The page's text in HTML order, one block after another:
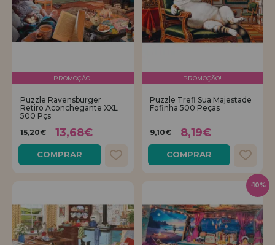
PROMOÇÃO!
Puzzle Ravensburger
Retiro Aconchegante XXL
500 Pçs
15,20€
13,68€
COMPRAR
PROMOÇÃO!
Puzzle Trefl Sua Majestade
Fofinha 500 Peças
9,10€ 8,19€
COMPRAR
-10%